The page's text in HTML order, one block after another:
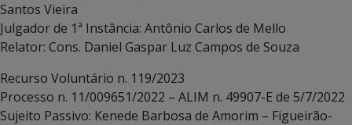
Santos Vieira
Julgador de 1ª Instância: Antônio Carlos de Mello
Relator: Cons. Daniel Gaspar Luz Campos de Souza
Recurso Voluntário n. 119/2023
Processo n. 11/009651/2022 – ALIM n. 49907-E de 5/7/2022
Sujeito Passivo: Kenede Barbosa de Amorim – Figueirão-